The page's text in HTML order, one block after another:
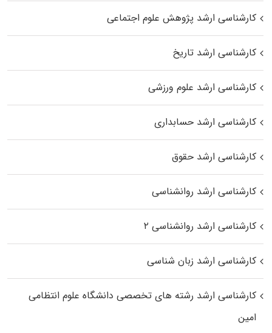
کارشناسی ارشد پژوهش علوم اجتماعی
کارشناسی ارشد تاریخ
کارشناسی ارشد علوم ورزشی
کارشناسی ارشد حسابداری
کارشناسی ارشد حقوق
کارشناسی ارشد روانشناسی
کارشناسی ارشد روانشناسی ۲
کارشناسی ارشد زبان شناسی
کارشناسی ارشد رﺷﺘﻪ ﻫﺎی تخصصی داﻧﺸﮕﺎه ﻋﻠﻮم انتظامی
اﻣﻴﻦ